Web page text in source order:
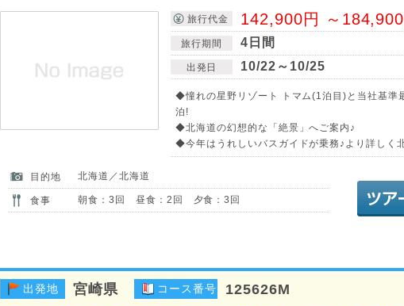
旅行代金 142,900円 ～184,900
旅行期間 4日間
出発日 10/22～10/25
◆憧れの星野リゾート トマム(1泊目)と当社基準
泊!
◆北海道の幻想的な「絶景」へご案内♪
◆今年はうれしいバスガイドが乗務♪より詳しく
目的地 北海道／北海道
食事 朝食：3回 昼食：2回 夕食：3回
出発地 宮崎県 コース番号 125626M